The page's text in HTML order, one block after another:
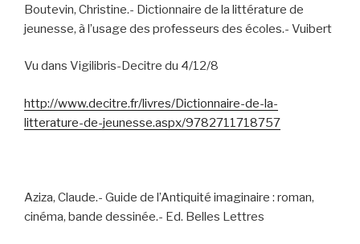
Boutevin, Christine.- Dictionnaire de la littérature de
jeunesse, à l’usage des professeurs des écoles.- Vuibert
Vu dans Vigilibris-Decitre du 4/12/8
http://www.decitre.fr/livres/Dictionnaire-de-la-
litterature-de-jeunesse.aspx/9782711718757
Aziza, Claude.- Guide de l’Antiquité imaginaire : roman,
cinéma, bande dessinée.- Ed. Belles Lettres